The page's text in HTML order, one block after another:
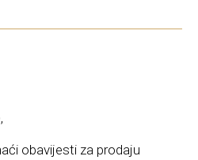
obavijesti za prodaju